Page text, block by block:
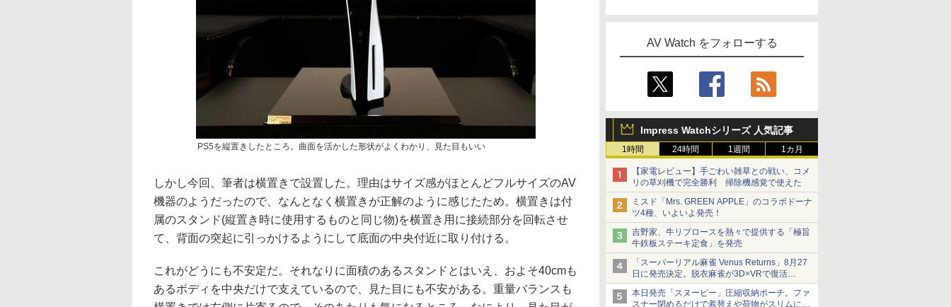
AV Watch をフォローする
Impress Watchシリーズ 人気記事
1時間 24時間 1週間 1カ月
【家電レビュー】手ごわい雑草との戦い、コメ
リの草刈機で完全勝利 掃除機感覚で使えた
ミスド「Mrs. GREEN APPLE」のコラボドーナ
ツ4種、いよいよ発売！
吉野家、牛リブロースを熱々で提供する「極旨
牛鉄板ステーキ定食」を発売
「スーパーリアル麻雀 Venus Returns」8月27
日に発売決定。脱衣麻雀が3D×VRで復活
発売から2週間は20%オフになるセールが実施
本日発売「スヌーピー」圧縮収納ポーチ。ファ
スナー閉めるだけで着替えや荷物がスリムにま
PS5を縦置きしたところ。曲面を活かした形状がよくわかり、見た目もいい
しかし今回、筆者は横置きで設置した。理由はサイズ感がほとんどフルサイズのAV
機器のようだったので、なんとなく横置きが正解のように感じたため。横置きは付
属のスタンド(縦置き時に使用するものと同じ物)を横置き用に接続部分を回転させ
て、背面の突起に引っかけるようにして底面の中央付近に取り付ける。
これがどうにも不安定だ。それなりに面積のあるスタンドとはいえ、およそ40cmも
あるボディを中央だけで支えているので、見た目にも不安がある。重量バランスも